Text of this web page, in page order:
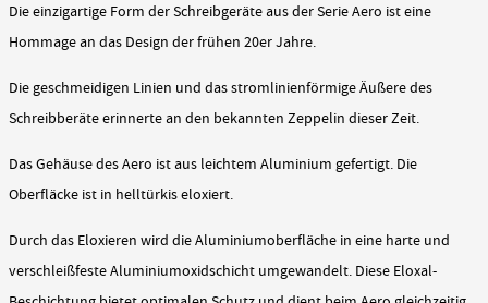
Die einzigartige Form der Schreibgeräte aus der Serie Aero ist eine
Hommage an das Design der frühen 20er Jahre.
Die geschmeidigen Linien und das stromlinienförmige Äußere des
Schreibberäte erinnerte an den bekannten Zeppelin dieser Zeit.
Das Gehäuse des Aero ist aus leichtem Aluminium gefertigt. Die
Oberfläcke ist in helltürkis eloxiert.
Durch das Eloxieren wird die Aluminiumoberfläche in eine harte und
verschleißfeste Aluminiumoxidschicht umgewandelt. Diese Eloxal-